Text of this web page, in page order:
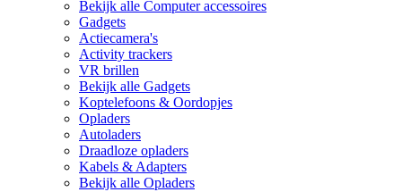
Bekijk alle Computer accessoires
Gadgets
Actiecamera's
Activity trackers
VR brillen
Bekijk alle Gadgets
Koptelefoons & Oordopjes
Opladers
Autoladers
Draadloze opladers
Kabels & Adapters
Bekijk alle Opladers